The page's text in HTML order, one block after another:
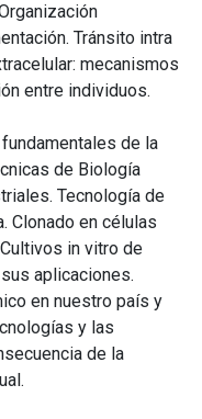
Tránsito intra
mecanismos
entre individuos.
de la
de Biología
Tecnología de
Clonado en células
in vitro de
aplicaciones.
en nuestro país y
y las
de la